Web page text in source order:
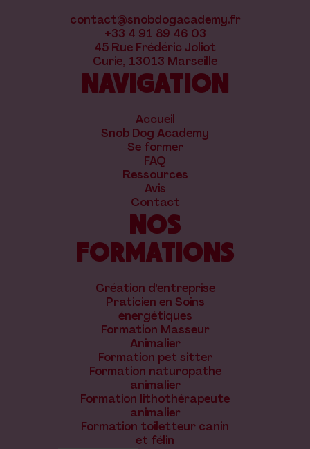
contact@snobdogacademy.fr
+33 4 91 89 46 03
45 Rue Frédéric Joliot
Curie, 13013 Marseille
NAVIGATION
Accueil
Snob Dog Academy
Se former
FAQ
Ressources
Avis
Contact
NOS
FORMATIONS
Création d'entreprise
Praticien en Soins
énergétiques
Formation Masseur
Animalier
Formation pet sitter
Formation naturopathe
animalier
Formation lithothérapeute
animalier
Formation toiletteur canin
et félin